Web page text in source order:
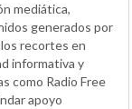
mediática,
generados por
recortes en
informativa y
como Radio Free
apoyo